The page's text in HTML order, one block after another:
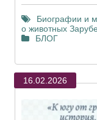
Биографии и
о животных
БЛОГ
16.02.2026